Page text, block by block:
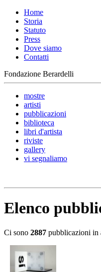
Home
Storia
Statuto
Press
Dove siamo
Contatti
Fondazione Berardelli
mostre
artisti
pubblicazioni
biblioteca
libri d'artista
riviste
gallery
vi segnaliamo
Elenco
Ci sono 2887 pubblicazioni in